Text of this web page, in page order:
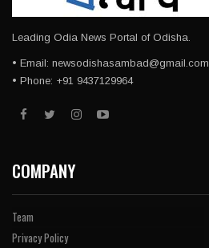
Leading Odia News Portal of Odisha.
• Email: newsodishasambad@gmail.com
• Phone: +91 9437129964
COMPANY
Team
Privacy Policy